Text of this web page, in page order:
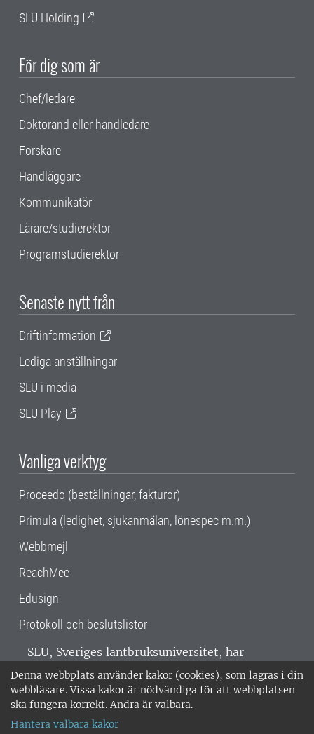
Denna webbplats använder kakor (cookies), som lagras i din
webbläsare. Vissa kakor är nödvändiga för att webbplatsen
ska fungera korrekt. Andra är valbara.
Hantera valbara kakor
SLU Holding
För dig som är
Chef/ledare
Doktorand eller handledare
Forskare
Handläggare
Kommunikatör
Lärare/studierektor
Programstudierektor
Senaste nytt från
Driftinformation
Lediga anställningar
SLU i media
SLU Play
Vanliga verktyg
Proceedo (beställningar, fakturor)
Primula (ledighet, sjukanmälan, lönespec m.m.)
Webbmejl
ReachMee
Edusign
Protokoll och beslutslistor
SLU, Sveriges lantbruksuniversitet, har
verksamhet över hela Sverige. Huvudorter är
Alnarp, Uppsala och Umeå.SLU är
miljöcertifierat enligt ISO 14001. •
018-67 10 00 • Org nr: 202100-2817 •